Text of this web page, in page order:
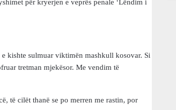
për kryerjen e veprës penale ‘Lëndim i
kishte sulmuar viktimën mashkull kosovar. Si
tretman mjekësor. Me vendim të
të cilët thanë se po merren me rastin, por